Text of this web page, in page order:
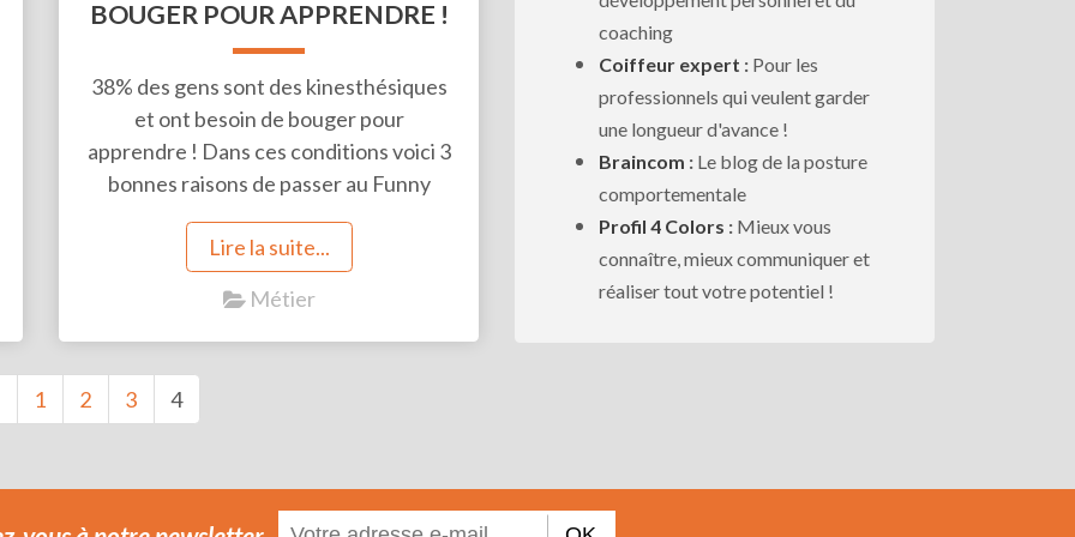
BOUGER POUR APPRENDRE !
38% des gens sont des kinesthésiques
et ont besoin de bouger pour
apprendre ! Dans ces conditions voici 3
bonnes raisons de passer au Funny
Learning et d’oxygéner votre
pédagogie p...
Lire la suite...
Métier
1 2 3 4
coaching
Coiffeur expert : Pour les
professionnels qui veulent garder
une longueur d'avance !
Braincom : Le blog de la posture
comportementale
Profil 4 Colors : Mieux vous
connaître, mieux communiquer et
réaliser tout votre potentiel !